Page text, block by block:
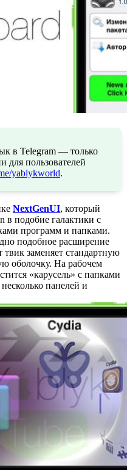
в Telegram — только
для пользователей
yablykworld.
NextGenUI, который
в подобие галактики с
программ и папками.
подобное расширение
твик заменяет стандартную
оболочку. На рабочем
«карусель» с папками
панелей и